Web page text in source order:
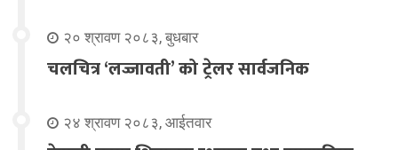
२० श्रावण २०८३, बुधबार
चलचित्र ‘लज्जावती’ को ट्रेलर सार्वजनिक
२४ श्रावण २०८३, आईतवार